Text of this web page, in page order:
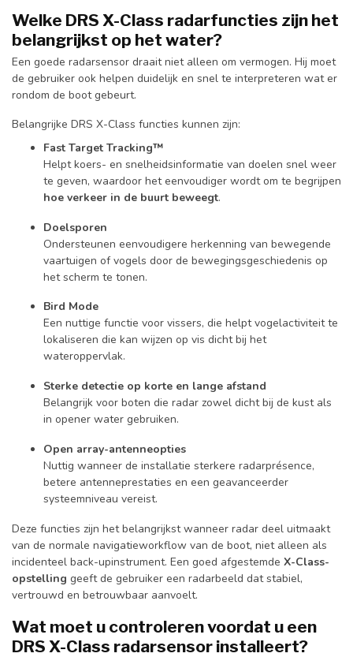
Welke DRS X-Class radarfuncties zijn het
belangrijkst op het water?
Een goede radarsensor draait niet alleen om vermogen. Hij moet
de gebruiker ook helpen duidelijk en snel te interpreteren wat er
rondom de boot gebeurt.
Belangrijke DRS X-Class functies kunnen zijn:
Fast Target Tracking™
Helpt koers- en snelheidsinformatie van doelen snel weer
te geven, waardoor het eenvoudiger wordt om te begrijpen
hoe verkeer in de buurt beweegt.
Doelsporen
Ondersteunen eenvoudigere herkenning van bewegende
vaartuigen of vogels door de bewegingsgeschiedenis op
het scherm te tonen.
Bird Mode
Een nuttige functie voor vissers, die helpt vogelactiviteit te
lokaliseren die kan wijzen op vis dicht bij het
wateroppervlak.
Sterke detectie op korte en lange afstand
Belangrijk voor boten die radar zowel dicht bij de kust als
in opener water gebruiken.
Open array-antenneopties
Nuttig wanneer de installatie sterkere radarprésence,
betere antenneprestaties en een geavanceerder
systeemniveau vereist.
Deze functies zijn het belangrijkst wanneer radar deel uitmaakt
van de normale navigatieworkflow van de boot, niet alleen als
incidenteel back-upinstrument. Een goed afgestemde X-Class-
opstelling geeft de gebruiker een radarbeeld dat stabiel,
vertrouwd en betrouwbaar aanvoelt.
Wat moet u controleren voordat u een
DRS X-Class radarsensor installeert?